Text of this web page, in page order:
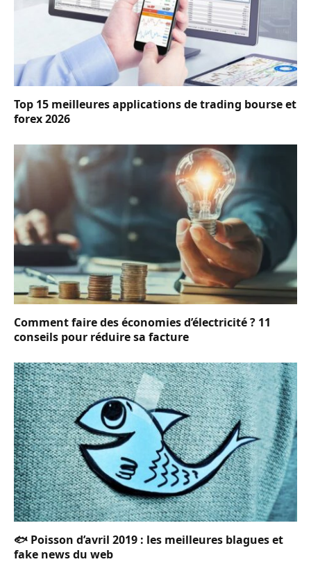
Top 15 meilleures applications de trading bourse et
forex 2026
Comment faire des économies d’électricité ? 11
conseils pour réduire sa facture
🐟 Poisson d’avril 2019 : les meilleures blagues et
fake news du web